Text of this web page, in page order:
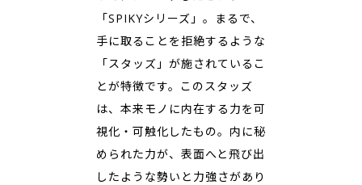
「SPIKYシリーズ」。まるで、
手に取ることを拒絶するような
「スタッズ」が施されているこ
とが特徴です。このスタッズ
は、本来モノに内在する力を可
視化・可触化したもの。内に秘
められた力が、表面へと飛び出
したような勢いと力強さがあり